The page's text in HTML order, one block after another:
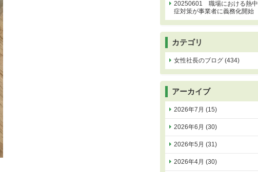
20250601 職場における熱中
症対策が事業者に義務化開始
カテゴリ
女性社長のブログ (434)
アーカイブ
2026年7月 (15)
2026年6月 (30)
2026年5月 (31)
2026年4月 (30)